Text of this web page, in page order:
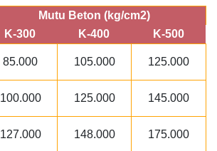
Mutu Beton (kg/cm2)
K-300
K-400
K-500
85.000 105.000 125.000
100.000 125.000 145.000
127.000 148.000 175.000